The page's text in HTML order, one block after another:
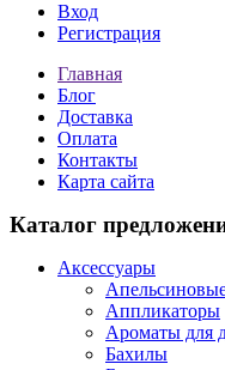
Вход
Регистрация
Главная
Блог
Доставка
Оплата
Контакты
Карта сайта
Каталог
Аксессуары
Аппликаторы
Ароматы для
Бахилы